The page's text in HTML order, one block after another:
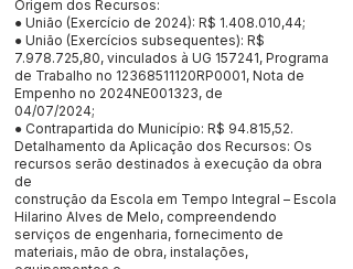
Origem dos Recursos:
● União (Exercício de 2024): R$ 1.408.010,44;
● União (Exercícios subsequentes): R$
7.978.725,80, vinculados à UG 157241, Programa
de Trabalho no 12368511120RP0001, Nota de
Empenho no 2024NE001323, de
04/07/2024;
● Contrapartida do Município: R$ 94.815,52.
Detalhamento da Aplicação dos Recursos: Os
recursos serão destinados à execução da obra
de
construção da Escola em Tempo Integral – Escola
Hilarino Alves de Melo, compreendendo
serviços de engenharia, fornecimento de
materiais, mão de obra, instalações,